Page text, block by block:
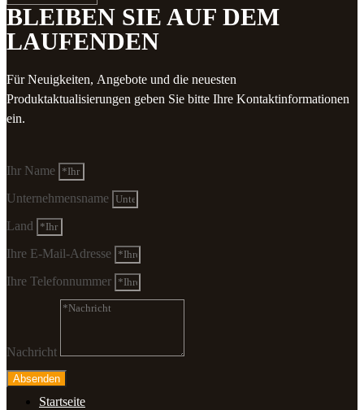
BLEIBEN SIE AUF DEM
LAUFENDEN
Für Neuigkeiten, Angebote und die neuesten
Produktaktualisierungen geben Sie bitte Ihre Kontaktinformationen
ein.
Ihr Name
Unternehmensname
Land
Ihre E-Mail-Adresse
Ihre Telefonnummer
Nachricht
Absenden
Startseite